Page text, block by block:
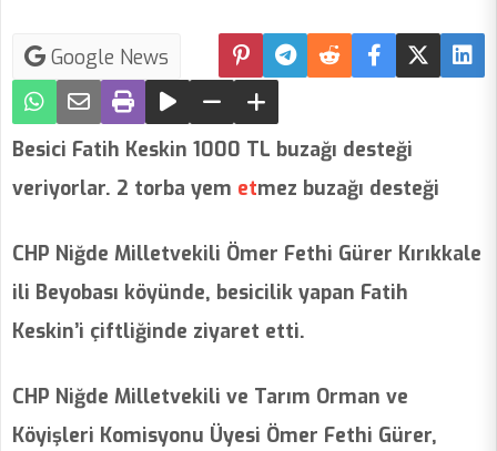
Google News
Besici Fatih Keskin 1000 TL buzağı desteği
veriyorlar. 2 torba yem etmez buzağı desteği
CHP Niğde Milletvekili Ömer Fethi Gürer Kırıkkale
ili Beyobası köyünde, besicilik yapan Fatih
Keskin’i çiftliğinde ziyaret etti.
CHP Niğde Milletvekili ve Tarım Orman ve
Köyişleri Komisyonu Üyesi Ömer Fethi Gürer,